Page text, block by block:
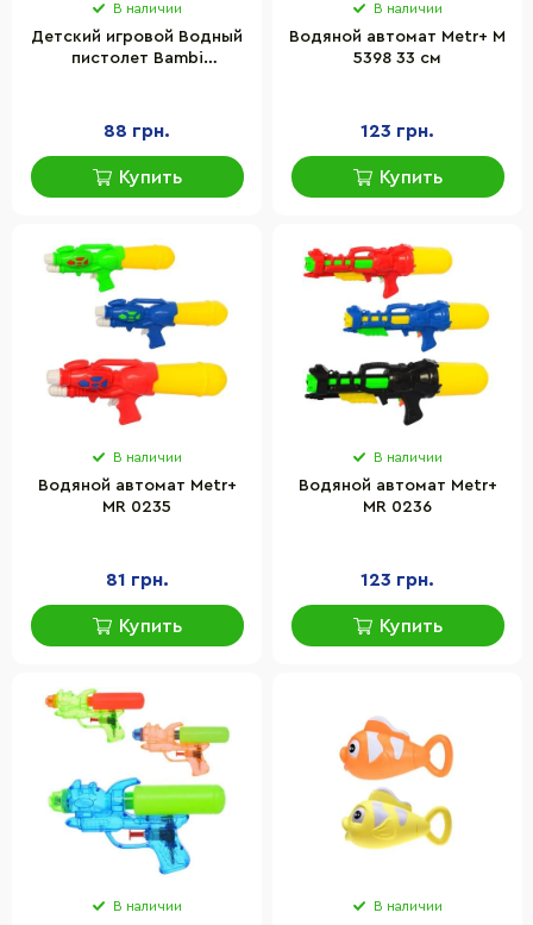
В наличии
Детский игровой Водный
пистолет Bambi
88 грн.
Купить
В наличии
Водяной автомат Metr+ M
5398 33 см
123 грн.
Купить
В наличии
Водяной автомат Metr+
MR 0235
81 грн.
Купить
В наличии
Водяной автомат Metr+
MR 0236
123 грн.
Купить
В наличии В наличии